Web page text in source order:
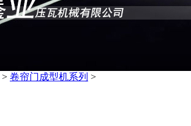
> 卷帘门成型机系列 >